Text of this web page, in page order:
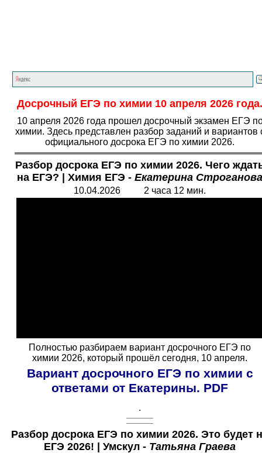
Досрочный ЕГЭ по химии 10 апреля 2026 года.
10 апреля 2026 года прошел досрочный экзамен ЕГЭ
химии. Здесь представлен разбор заданий и вариантов
официального досрока ЕГЭ по химии 2026.
Разбор досрока ЕГЭ по химии 2026. Чего
на ЕГЭ? | Химия ЕГЭ - Екатерина Строганова
10.04.2026 2 часа 12 мин.
Полностью разбираем вариант досрочного ЕГЭ по
химии 2026, который прошёл сегодня, 10 апреля.
Вариант досрочного ЕГЭ по химии с
ответами от Екатерины. PDF
.
Разбор досрока ЕГЭ по химии 2026. Это будет
ЕГЭ 2026! | Умскул - Татьяна Граева